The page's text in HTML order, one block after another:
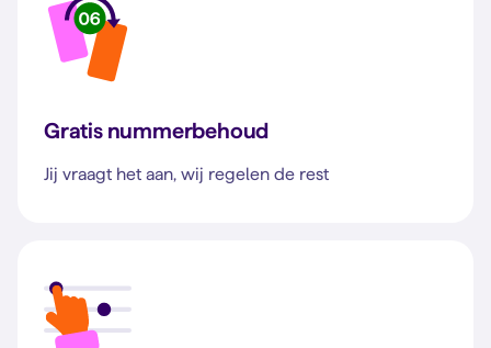
Gratis nummerbehoud
Jij vraagt het aan, wij regelen de rest